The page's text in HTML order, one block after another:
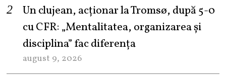
Un clujean, acționar la Tromsø, după 5-0
cu CFR: „Mentalitatea, organizarea și
disciplina” fac diferența
august 9, 2026